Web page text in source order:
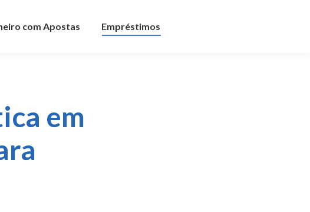
com Apostas Empréstimos
em